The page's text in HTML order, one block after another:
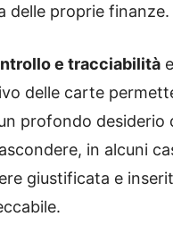
delle proprie finanze.
e tracciabilità
delle carte
profondo
in alcuni
giustificata e